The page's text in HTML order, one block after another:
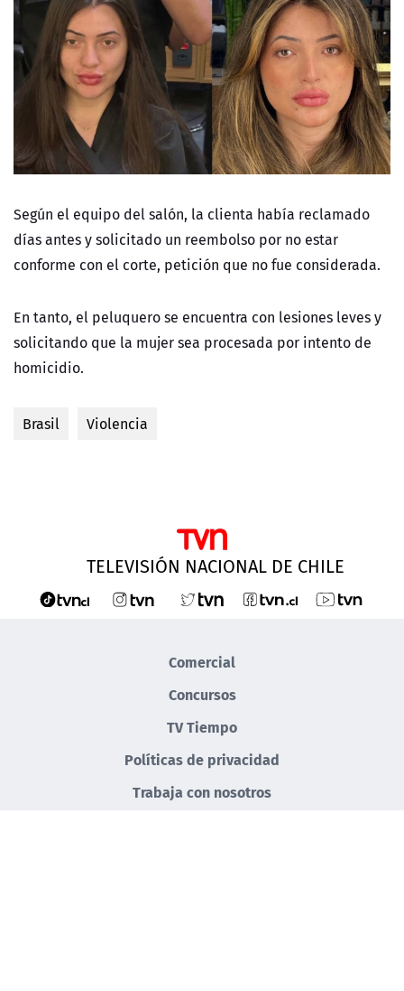
Según el equipo del salón, la clienta había reclamado
días antes y solicitado un reembolso por no estar
conforme con el corte, petición que no fue considerada.
En tanto, el peluquero se encuentra con lesiones leves y
solicitando que la mujer sea procesada por intento de
homicidio.
Brasil Violencia
TELEVISIÓN NACIONAL DE CHILE
Comercial
Concursos
TV Tiempo
Políticas de privacidad
Trabaja con nosotros